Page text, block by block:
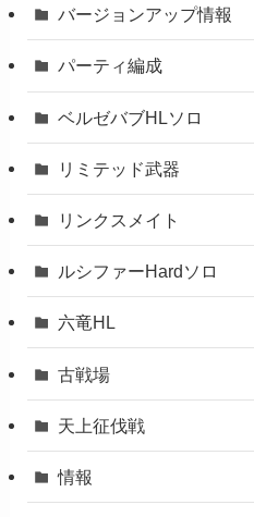
バージョンアップ情報
パーティ編成
ベルゼバブHLソロ
リミテッド武器
リンクスメイト
ルシファーHardソロ
六竜HL
古戦場
天上征伐戦
情報